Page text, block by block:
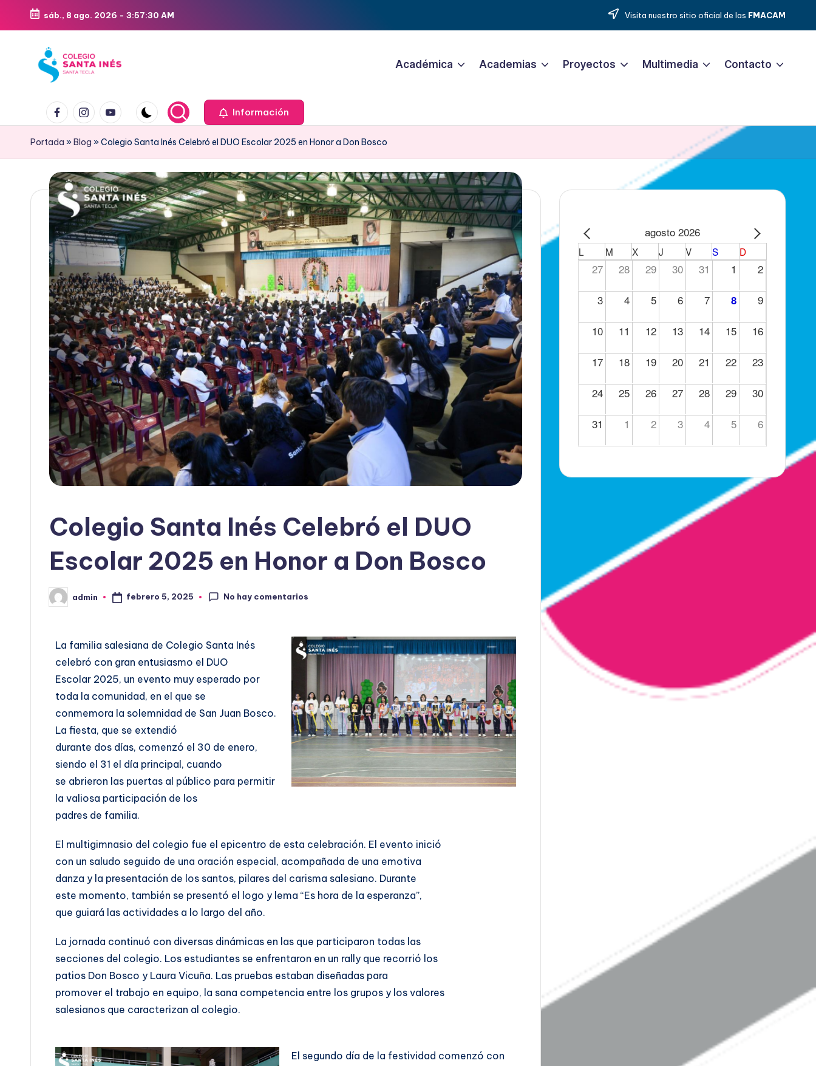
Saltar
contenido
sáb., 8 ago. 2026 - 3:57:31 AM Visita nuestro sitio oficial de las FMACAM
Académica Academias Proyectos Multimedia Contacto
Información
Portada »Blog »Colegio Santa Inés Celebró el DUO Escolar 2025 en Honor a Don Bosco
Colegio Santa Inés Celebró el DUO
Escolar 2025 en Honor a Don Bosco
admin febrero 5, 2025 No hay comentarios
La familia salesiana de Colegio Santa Inés
celebró con gran entusiasmo el DUO
Escolar 2025, un evento muy esperado por
toda la comunidad, en el que se
conmemora la solemnidad de San Juan Bosco.
La fiesta, que se extendió
durante dos días, comenzó el 30 de enero,
siendo el 31 el día principal, cuando
se abrieron las puertas al público para permitir
la valiosa participación de los
padres de familia.
El multigimnasio del colegio fue el epicentro de esta celebración. El evento inició
con un saludo seguido de una oración especial, acompañada de una emotiva
danza y la presentación de los santos, pilares del carisma salesiano. Durante
este momento, también se presentó el logo y lema “Es hora de la esperanza”,
que guiará las actividades a lo largo del año.
La jornada continuó con diversas dinámicas en las que participaron todas las
secciones del colegio. Los estudiantes se enfrentaron en un rally que recorrió los
patios Don Bosco y Laura Vicuña. Las pruebas estaban diseñadas para
promover el trabajo en equipo, la sana competencia entre los grupos y los valores
salesianos que caracterizan al colegio.
El segundo día de la festividad comenzó con
agosto 2026
L M X J V S D
27 28 29 30 31 1 2
3 4 5 6 7 8 9
10 11 12 13 14 15 16
17 18 19 20 21 22 23
24 25 26 27 28 29 30
31 1 2 3 4 5 6